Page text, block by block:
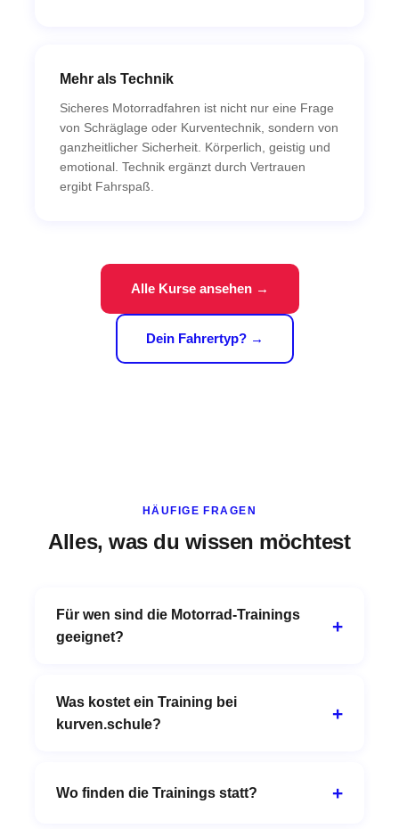
Mehr als Technik
Sicheres Motorradfahren ist nicht nur eine Frage
von Schräglage oder Kurventechnik, sondern von
ganzheitlicher Sicherheit. Körperlich, geistig und
emotional. Technik ergänzt durch Vertrauen
ergibt Fahrspaß.
Alle Kurse ansehen →
Dein Fahrertyp? →
HÄUFIGE FRAGEN
Alles, was du wissen möchtest
Für wen sind die Motorrad-Trainings
geeignet?
Was kostet ein Training bei
kurven.schule?
Wo finden die Trainings statt?